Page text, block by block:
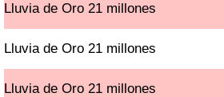
Lluvia de Oro 21 millones
Lluvia de Oro 21 millones
Lluvia de Oro 21 millones